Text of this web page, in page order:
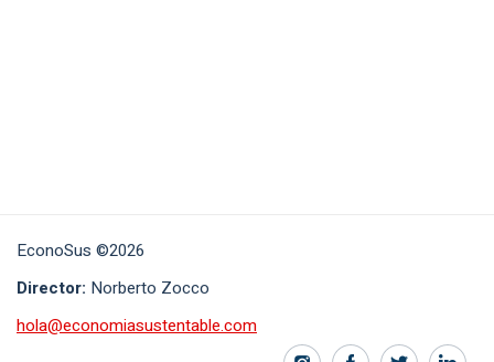
EconoSus ©2026
Director: Norberto Zocco
hola@economiasustentable.com